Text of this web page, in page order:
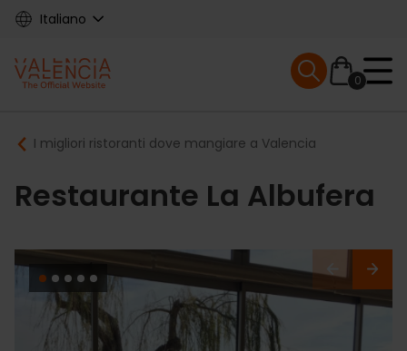
Skip
content
Italiano
Main
navigation
0
Mobile menu
Breadcrumb
I migliori ristoranti dove mangiare a Valencia
Restaurante La Albufera